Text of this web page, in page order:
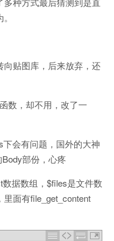
贴图库，后来放弃，还
数，却不用，改了一
会有问题，国外的大神
部份，心疼
据数组，$files是文件数
面有file_get_content